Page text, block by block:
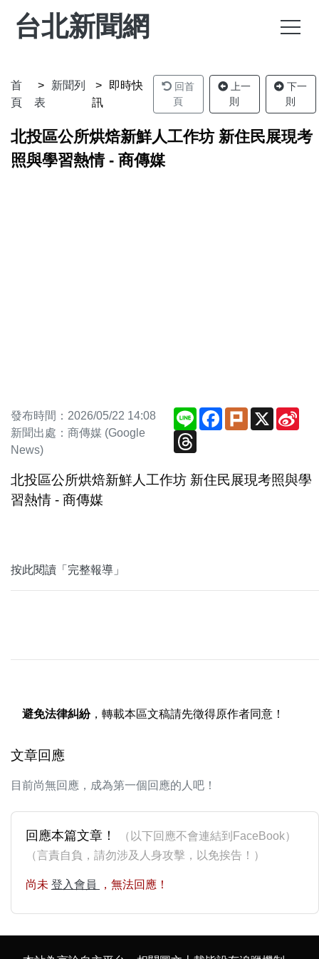
台北新聞網
首
頁
新聞列
表
即時快
訊
回首
頁
上一
則
下一
則
北投區公所烘焙新鮮人工作坊 新住民展現考
照與學習熱情 - 商傳媒
發布時間：2026/05/22 14:08
新聞出處：商傳媒 (Google
News)
Line Facebook
Plurk X
北投區公所烘焙新鮮人工作坊 新住民展現考照與學
習熱情 - 商傳媒
按此閱讀「完整報導」
避免法律糾紛，轉載本區文稿請先徵得原作者同意！
文章回應
目前尚無回應，成為第一個回應的人吧！
回應本篇文章！
（以下回應不會連結到FaceBook）
（言責自負，請勿涉及人身攻擊，以免挨告！）
尚未 登入會員 ，無法回應！